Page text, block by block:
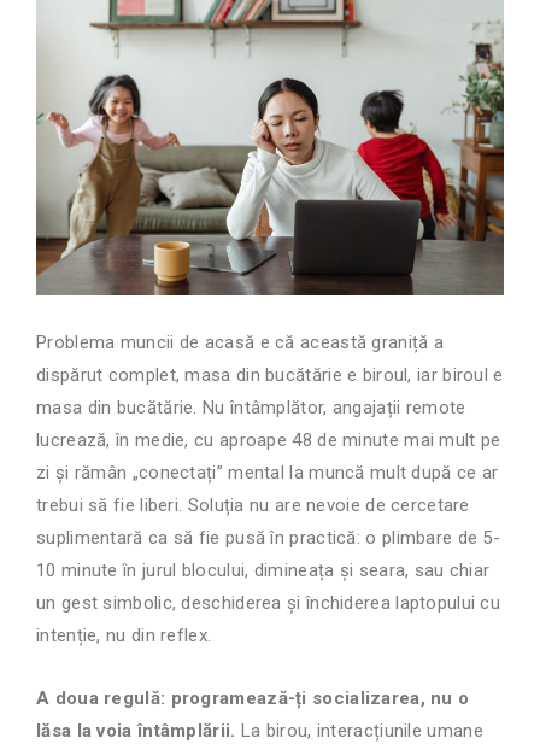
Problema muncii de acasă e că această graniță a
dispărut complet, masa din bucătărie e biroul, iar biroul e
masa din bucătărie. Nu întâmplător, angajații remote
lucrează, în medie, cu aproape 48 de minute mai mult pe
zi și rămân „conectați” mental la muncă mult după ce ar
trebui să fie liberi. Soluția nu are nevoie de cercetare
suplimentară ca să fie pusă în practică: o plimbare de 5-
10 minute în jurul blocului, dimineața și seara, sau chiar
un gest simbolic, deschiderea și închiderea laptopului cu
intenție, nu din reflex.
A doua regulă: programează-ți socializarea, nu o
lăsa la voia întâmplării. La birou, interacțiunile umane